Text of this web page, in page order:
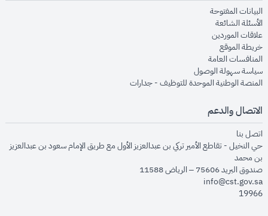
البيانات المفتوحةopens in new window
الأسئلة الشائعةopens in new window
علاقات الموردينopens in new window
خريطة الموقعopens in new window
المنافسات العامةopens in new window
سياسة سهولة الوصولopens in new window
المنصة الوطنية الموحدة للتوظيف - جداراتopens in new window
الاتصال والدعم
اتصل بنا
حي النخيل - تقاطع الأمير تركي بن عبدالعزيز الأول مع طريق الإمام سعود بن عبدالعزيز
بن محمد
صندوق البريد 75606 – الرياض 11588
info@cst.gov.sa
19966